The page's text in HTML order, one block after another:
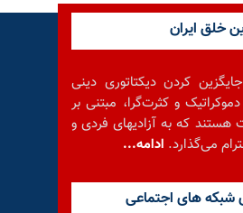
خلق ایران
کردن دیکتاتوری دینی
و کثرت‌گرا، مبتنی بر
هستند که به آزادیهای فردی و
می‌گذارد. ادامه...
شبكه هاى اجتماعى